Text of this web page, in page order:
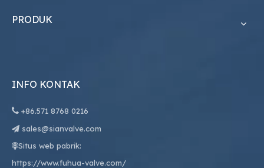
PRODUK
INFO KONTAK
 +86.571 8768 0216
 sales@sianvalve.com
Situs web pabrik:
https://www.fuhua-valve.com/